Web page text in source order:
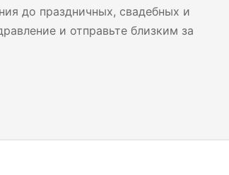
до праздничных, свадебных и
и отправьте близким за